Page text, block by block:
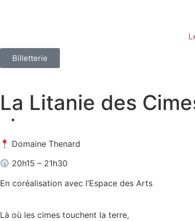
Billetterie
La Litanie des
Domaine Thenard
20h15 – 21h30
En coréalisation avec l’Espace des Arts
Là où les cimes touchent la terre,